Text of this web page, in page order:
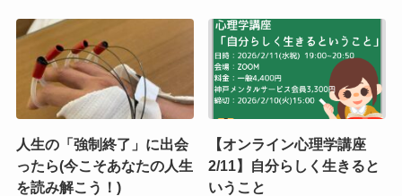
人生の「強制終了」に出会
ったら(今こそあなたの人生
を読み解こう！)
【オンライン心理学講座
2/11】自分らしく生きると
いうこと